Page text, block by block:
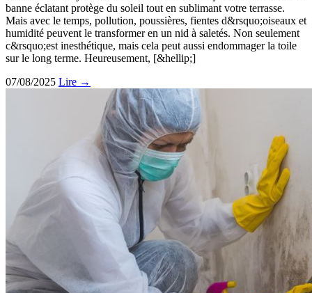
banne éclatant protège du soleil tout en sublimant votre terrasse.
Mais avec le temps, pollution, poussières, fientes d&rsquo;oiseaux et
humidité peuvent le transformer en un nid à saletés. Non seulement
c&rsquo;est inesthétique, mais cela peut aussi endommager la toile
sur le long terme. Heureusement, [&hellip;]
07/08/2025 Lire →